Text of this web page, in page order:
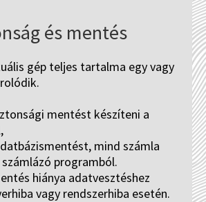
és mentés
gép teljes tartalma egy vagy
mentést készíteni a
mind számla
programból.
hiánya adatvesztéshez
vagy rendszerhiba esetén.